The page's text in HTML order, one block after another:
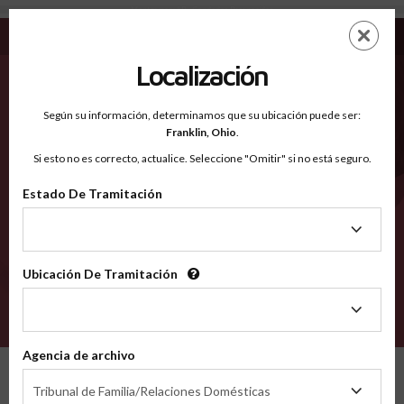
Montgomery AR - Condados Reconocidos
EN
Condados Reconocidos
2600
Localización
Según su información, determinamos que su ubicación puede ser:
Franklin, Ohio.
Si esto no es correcto, actualice. Seleccione "Omitir" si no está seguro.
Estado De Tramitación
Tramitación
Ubicación De Tramitación
Tramitación
Agencia de archivo
Tribunal de Familia/Relaciones Domésticas
de